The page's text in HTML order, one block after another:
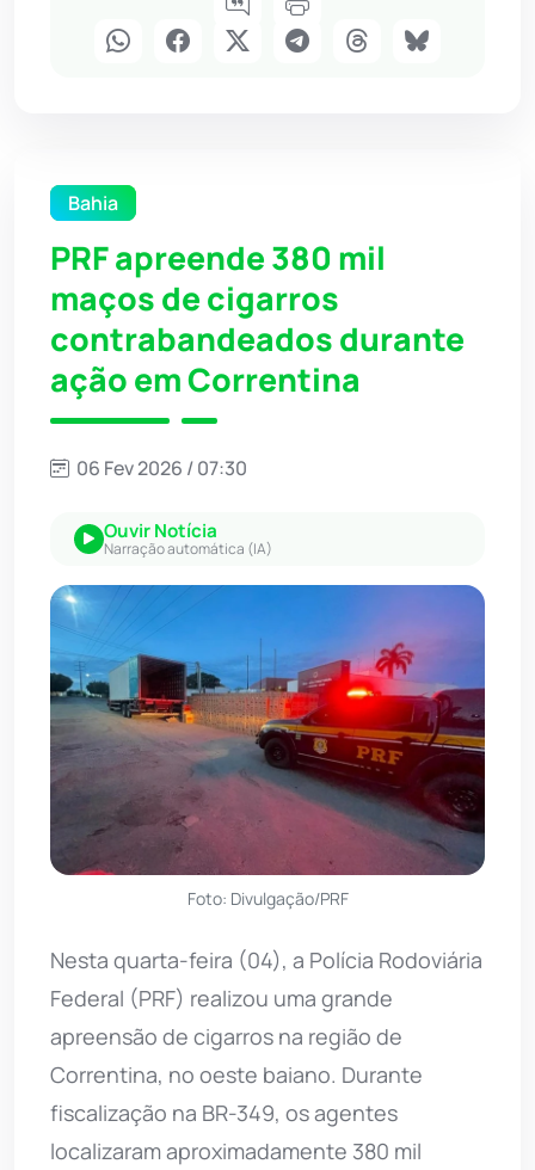
Bahia
PRF apreende 380 mil
maços de cigarros
contrabandeados durante
ação em Correntina
06 Fev 2026 / 07:30
Ouvir Notícia
Narração automática (IA)
Foto: Divulgação/PRF
Nesta quarta-feira (04), a Polícia Rodoviária
Federal (PRF) realizou uma grande
apreensão de cigarros na região de
Correntina, no oeste baiano. Durante
fiscalização na BR-349, os agentes
localizaram aproximadamente 380 mil